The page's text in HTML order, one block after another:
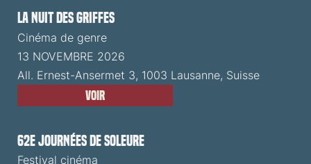
La Nuit des Griffes
Cinéma de genre
13 NOVEMBRE 2026
All. Ernest-Ansermet 3, 1003 Lausanne, Suisse
Voir
62e Journées de Soleure
Festival cinéma